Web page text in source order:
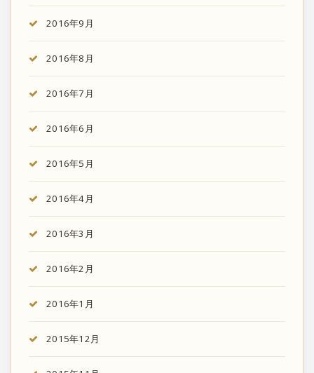
2016年9月
2016年8月
2016年7月
2016年6月
2016年5月
2016年4月
2016年3月
2016年2月
2016年1月
2015年12月